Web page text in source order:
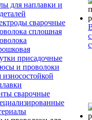
для наплавки и
сварочные
сплошная
присадочные
и проволоки
износостойкой
сварочные